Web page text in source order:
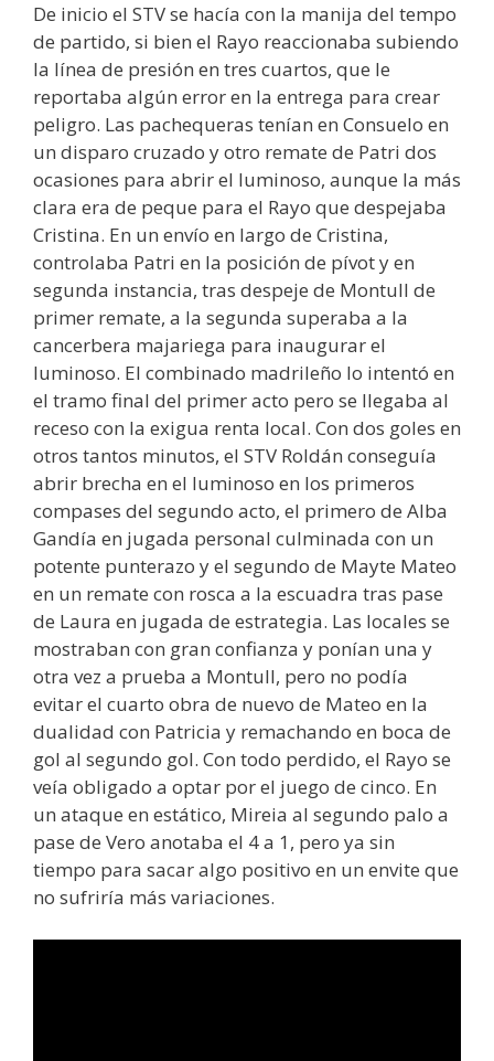
De inicio el STV se hacía con la manija del tempo
de partido, si bien el Rayo reaccionaba subiendo
la línea de presión en tres cuartos, que le
reportaba algún error en la entrega para crear
peligro. Las pachequeras tenían en Consuelo en
un disparo cruzado y otro remate de Patri dos
ocasiones para abrir el luminoso, aunque la más
clara era de peque para el Rayo que despejaba
Cristina. En un envío en largo de Cristina,
controlaba Patri en la posición de pívot y en
segunda instancia, tras despeje de Montull de
primer remate, a la segunda superaba a la
cancerbera majariega para inaugurar el
luminoso. El combinado madrileño lo intentó en
el tramo final del primer acto pero se llegaba al
receso con la exigua renta local. Con dos goles en
otros tantos minutos, el STV Roldán conseguía
abrir brecha en el luminoso en los primeros
compases del segundo acto, el primero de Alba
Gandía en jugada personal culminada con un
potente punterazo y el segundo de Mayte Mateo
en un remate con rosca a la escuadra tras pase
de Laura en jugada de estrategia. Las locales se
mostraban con gran confianza y ponían una y
otra vez a prueba a Montull, pero no podía
evitar el cuarto obra de nuevo de Mateo en la
dualidad con Patricia y remachando en boca de
gol al segundo gol. Con todo perdido, el Rayo se
veía obligado a optar por el juego de cinco. En
un ataque en estático, Mireia al segundo palo a
pase de Vero anotaba el 4 a 1, pero ya sin
tiempo para sacar algo positivo en un envite que
no sufriría más variaciones.